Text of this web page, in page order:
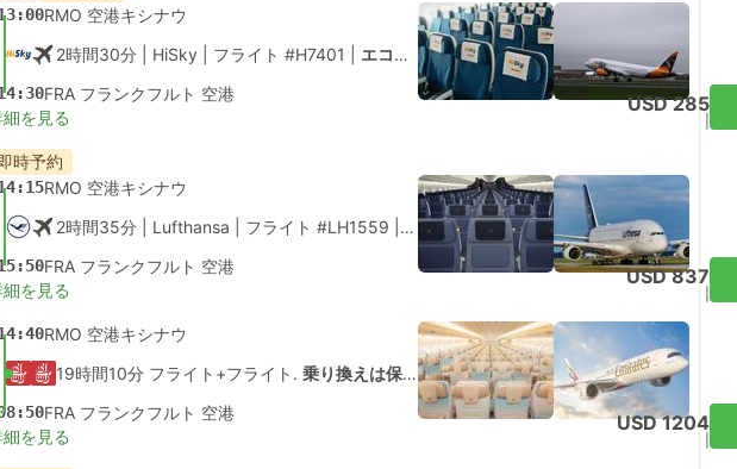
RMO 空港キシナウ
2時間30分 | HiSky フライト #H7401 エコノミー
FRA フランクフルト 空港
を見る
USD 285
時予約
RMO 空港キシナウ
2時間35分 | Lufthansa フライト #LH1559 エコノミー
FRA フランクフルト 空港
を見る
USD 837
RMO 空港キシナウ
19時間10分 フライト+フライト. 乗り換えは保証されていません
FRA フランクフルト 空港
を見る
USD 1204